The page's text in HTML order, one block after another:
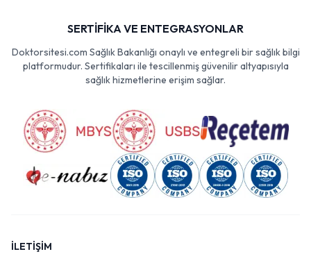
SERTİFİKA VE ENTEGRASYONLAR
Doktorsitesi.com Sağlık Bakanlığı onaylı ve entegreli bir sağlık bilgi
platformudur. Sertifikaları ile tescillenmiş güvenilir altyapısıyla
sağlık hizmetlerine erişim sağlar.
İLETİŞİM